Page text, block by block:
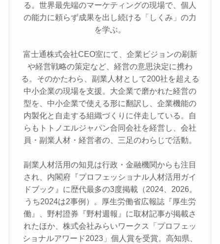
る。世界最先端のマーケティングの現場で、個人
の能力に頼らず成果を出し続ける「しくみ」の力
を学ぶ。
富士通株式会社CEO室にて、企業ビジョンの刷新
や経営戦略の策定など、経営の意思決定に携わ
る。そのかたわら、副業人材として200社を超える
中小企業の現場を支援。大企業で磨かれた経営の
型を、中小企業で使える形に翻訳し、企業機能の
内製化と自走する組織づくりに伴走している。自
らもトトノエルジャパン合同会社を経営し、会社
員・副業人材・経営者の、三足のわらじで活動。
副業人材活用の知見は行政・金融機関からも注目
され、内閣府『プロフェッショナル人材活用ガイ
ドブック』に歴代最多の3度掲載（2024、2026。
うち2024は2事例）。厚生労働省広報誌『厚生労
働』、野村證券『野村週報』に取材記事が掲載さ
れたほか、株式会社みらいワークス「プロフェッ
ショナルアワード2023」個人賞を受賞。高知県、